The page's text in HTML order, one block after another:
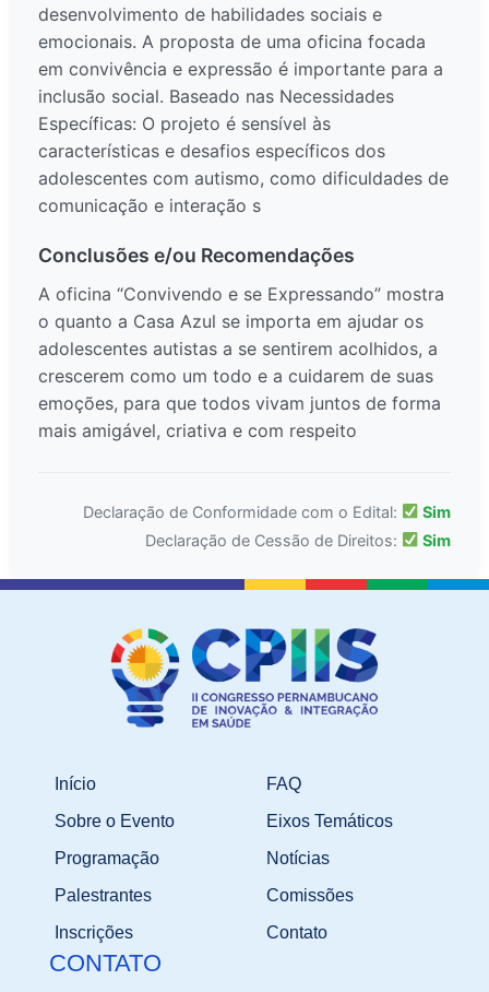
desenvolvimento de habilidades sociais e
emocionais. A proposta de uma oficina focada
em convivência e expressão é importante para a
inclusão social. Baseado nas Necessidades
Específicas: O projeto é sensível às
características e desafios específicos dos
adolescentes com autismo, como dificuldades de
comunicação e interação s
Conclusões e/ou Recomendações
A oficina “Convivendo e se Expressando” mostra
o quanto a Casa Azul se importa em ajudar os
adolescentes autistas a se sentirem acolhidos, a
crescerem como um todo e a cuidarem de suas
emoções, para que todos vivam juntos de forma
mais amigável, criativa e com respeito
Declaração de Conformidade com o Edital:
Sim
Declaração de Cessão de Direitos:
Sim
Início
Sobre o Evento
Programação
Palestrantes
Inscrições
FAQ
Eixos Temáticos
Notícias
Comissões
Contato
CONTATO